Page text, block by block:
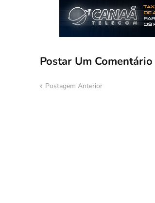
Postar Um Comentário
Postagem Anterior